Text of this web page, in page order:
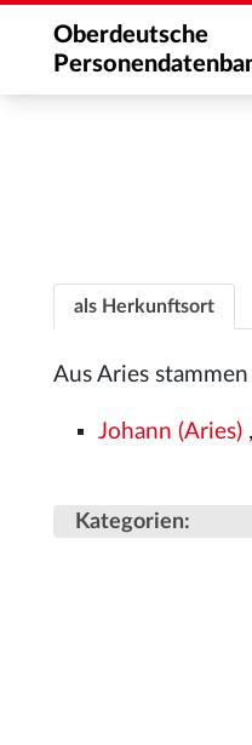
Oberdeutsche
als Herkunftsort
Aus Aries
Johann (Aries)
Kategorien: